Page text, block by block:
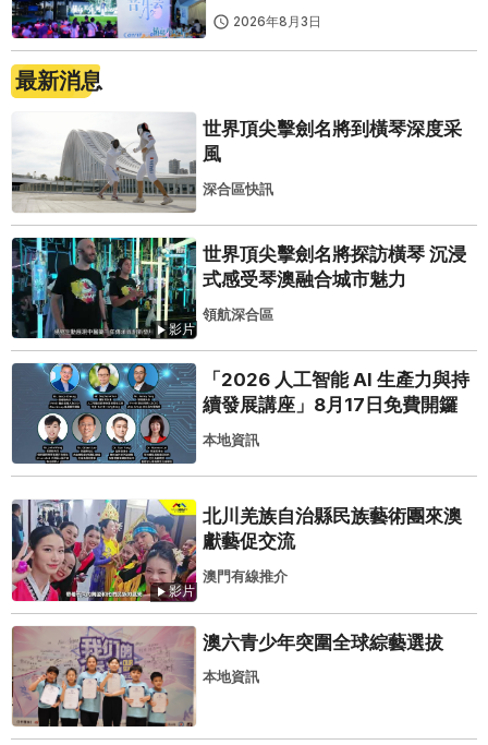
2026年8月3日
最新消息
世界頂尖擊劍名將到橫琴深度采
風
深合區快訊
影片
世界頂尖擊劍名將探訪橫琴 沉浸
式感受琴澳融合城市魅力
領航深合區
「2026 人工智能 AI 生產力與持
續發展講座」8月17日免費開鑼
本地資訊
影片
北川羌族自治縣民族藝術團來澳
獻藝促交流
澳門有線推介
澳六青少年突圍全球綜藝選拔
本地資訊